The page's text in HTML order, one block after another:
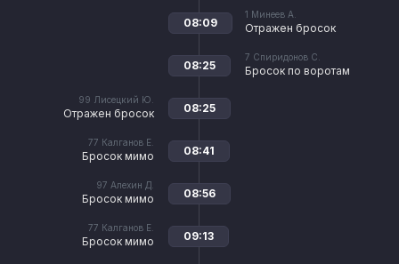
1 Минеев А.
Отражен бросок
08:09
7 Спиридонов С.
Бросок по воротам
08:25
99 Лисецкий Ю.
Отражен бросок 08:25
77 Калганов Е.
Бросок мимо 08:41
97 Алехин Д.
Бросок мимо 08:56
77 Калганов Е.
Бросок мимо 09:13